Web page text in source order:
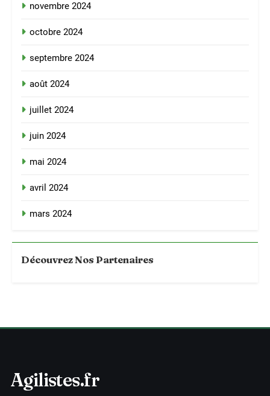
novembre 2024
octobre 2024
septembre 2024
août 2024
juillet 2024
juin 2024
mai 2024
avril 2024
mars 2024
Découvrez Nos Partenaires
Agilistes.fr